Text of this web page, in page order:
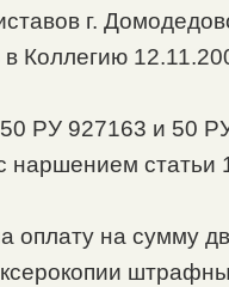
г.
Коллегию
50 РУ 927163 и 50
наршением статьи
оплату на сумму